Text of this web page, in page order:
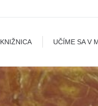
KNIŽNICA UČÍME SA V
UČÍME SA V MÚZEU